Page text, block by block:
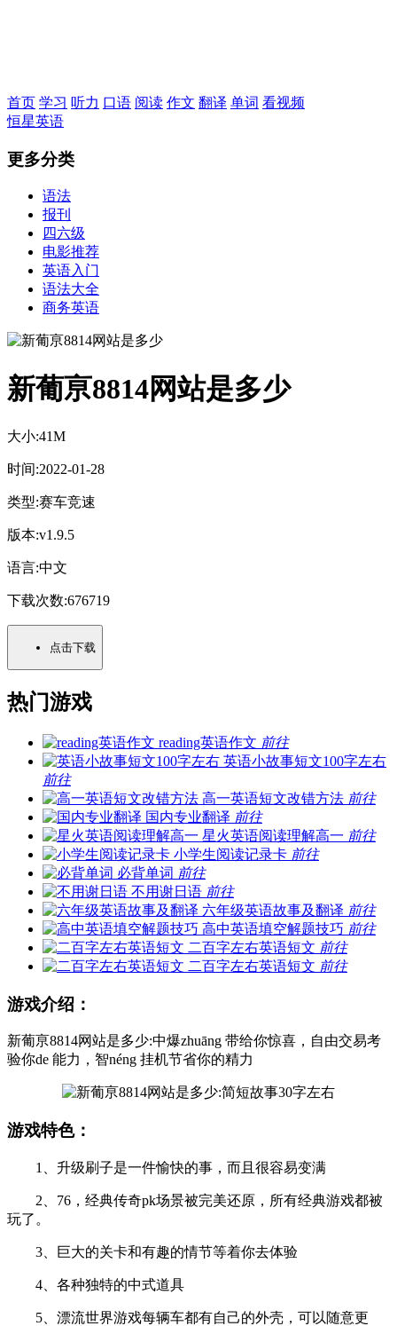
首页 学习 听力 口语 阅读 作文 翻译 单词 看视频
恒星英语
更多分类
语法
报刊
四六级
电影推荐
英语入门
语法大全
商务英语
新葡亰8814网站是多少
大小:41M
时间:2022-01-28
类型:赛车竞速
版本:v1.9.5
语言:中文
下载次数:676719
点击下载
热门游戏
reading英语作文 前往
英语小故事短文100字左右
前往
高一英语短文改错方法 前往
国内专业翻译 前往
星火英语阅读理解高一 前往
小学生阅读记录卡 前往
必背单词 前往
不用谢日语 前往
六年级英语故事及翻译 前往
高中英语填空解题技巧 前往
二百字左右英语短文 前往
二百字左右英语短文 前往
游戏介绍：
新葡亰8814网站是多少:中爆zhuāng 带给你惊喜，自由交易考
验你de 能力，智néng 挂机节省你的精力
游戏特色：
1、升级刷子是一件愉快的事，而且很容易变满
2、76，经典传奇pk场景被完美还原，所有经典游戏都被
玩了。
3、巨大的关卡和有趣的情节等着你去体验
4、各种独特的中式道具
5、漂流世界游戏每辆车都有自己的外壳，可以随意更